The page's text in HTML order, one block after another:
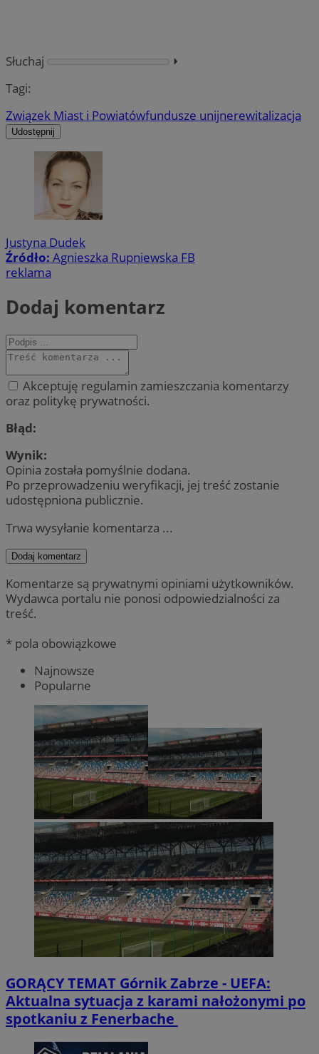
Słuchaj
⏵︎
Tagi:
Związek Miast i Powiatówfundusze unijnerewitalizacja
Udostępnij
Justyna Dudek
Źródło: Agnieszka Rupniewska FB
reklama
Dodaj komentarz
Akceptuję regulamin zamieszczania komentarzy
oraz politykę prywatności.
Błąd:
Wynik:
Opinia została pomyślnie dodana.
Po przeprowadzeniu weryfikacji, jej treść zostanie
udostępniona publicznie.
Trwa wysyłanie komentarza ...
Dodaj komentarz
Komentarze są prywatnymi opiniami użytkowników.
Wydawca portalu nie ponosi odpowiedzialności za
treść.
* pola obowiązkowe
Najnowsze
Popularne
GORĄCY TEMAT Górnik Zabrze - UEFA:
Aktualna sytuacja z karami nałożonymi po
spotkaniu z Fenerbache